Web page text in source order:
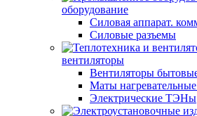
оборудование
Силовая аппарат.
Силовые разъемы
вентиляторы
Вентиляторы
Маты
Электрические ТЭНы